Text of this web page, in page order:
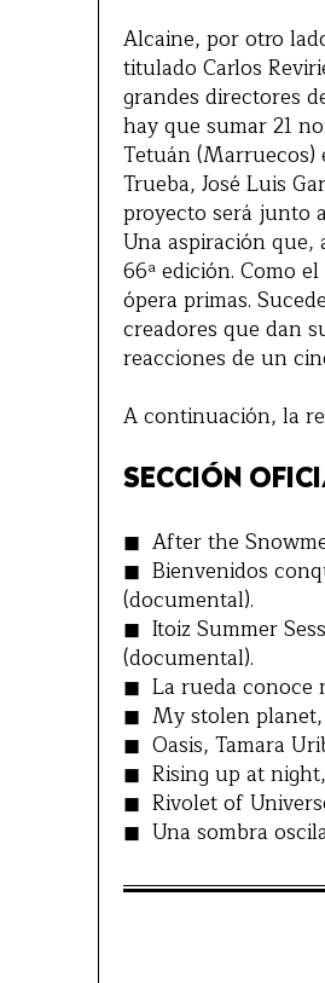
Alcaine, por otro
titulado Carlos
grandes directores
hay que sumar 21
Tetuán (Marruecos)
Trueba, José Luis
proyecto será junto
Una aspiración que,
66ª edición. Como
ópera primas.
creadores que dan
reacciones de un
A continuación, la
SECCIÓN
After the
Bienvenidos
(documental).
Itoiz Summer
(documental).
La rueda conoce
My stolen
Oasis, Tamara
Rising up at
Rivolet of
Una sombra